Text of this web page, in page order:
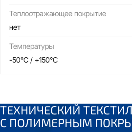
Теплоотражающее покрытие
нет
Температуры
-50°C / +150°C
ТЕХНИЧЕСКИЙ
С ПОЛИМЕРНЫМ